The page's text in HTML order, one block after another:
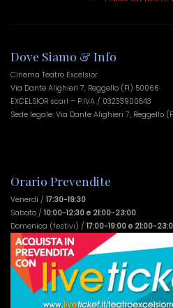
Dove Siamo & Info
Cinema Teatro Excelsior
Via Dante Alighieri 7, Reggello (FI) 50066
EXCELSIOR scarl – P.IVA / 03233900843
Sede legale: Via Dante Alighieri 7, Reggello
Orario Prevendite
Venerdì / 17:30-19:30
Sabato / 10:00-12:30 e 21:00-23:00
Domenica (festivi) / 17:00-19:00 e 21:00-